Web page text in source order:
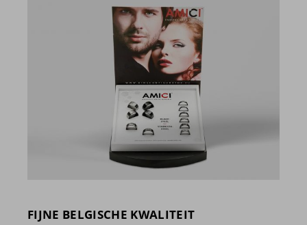
FIJNE BELGISCHE KWALITEIT